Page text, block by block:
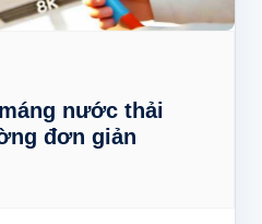
nước thải
đơn giản